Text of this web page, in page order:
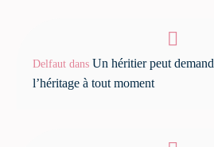
Delfaut dans Un héritier peut
l’héritage à tout moment